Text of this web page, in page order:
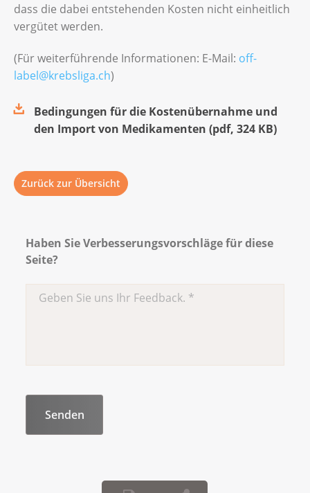
dass die dabei entstehenden Kosten nicht einheitlich
vergütet werden.
(Für weiterführende Informationen: E-Mail: off-
label@krebsliga.ch)
Bedingungen für die Kostenübernahme und
den Import von Medikamenten (pdf, 324 KB)
Zurück zur Übersicht
Haben Sie Verbesserungsvorschläge für diese
Seite?